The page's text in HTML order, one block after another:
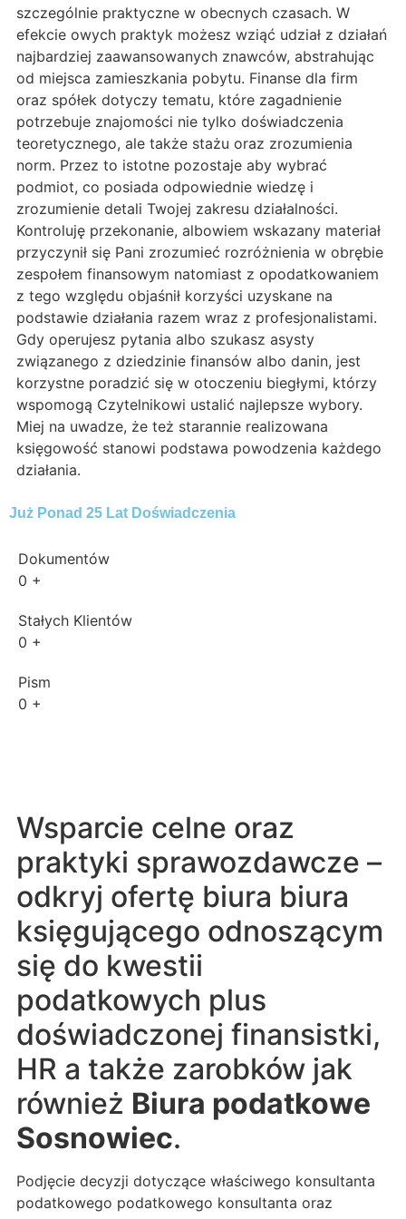
szczególnie praktyczne w obecnych czasach. W
efekcie owych praktyk możesz wziąć udział z działań
najbardziej zaawansowanych znawców, abstrahując
od miejsca zamieszkania pobytu. Finanse dla firm
oraz spółek dotyczy tematu, które zagadnienie
potrzebuje znajomości nie tylko doświadczenia
teoretycznego, ale także stażu oraz zrozumienia
norm. Przez to istotne pozostaje aby wybrać
podmiot, co posiada odpowiednie wiedzę i
zrozumienie detali Twojej zakresu działalności.
Kontroluję przekonanie, albowiem wskazany materiał
przyczynił się Pani zrozumieć rozróżnienia w obrębie
zespołem finansowym natomiast z opodatkowaniem
z tego względu objaśnił korzyści uzyskane na
podstawie działania razem wraz z profesjonalistami.
Gdy operujesz pytania albo szukasz asysty
związanego z dziedzinie finansów albo danin, jest
korzystne poradzić się w otoczeniu biegłymi, którzy
wspomogą Czytelnikowi ustalić najlepsze wybory.
Miej na uwadze, że też starannie realizowana
księgowość stanowi podstawa powodzenia każdego
działania.
Już Ponad 25 Lat Doświadczenia
Dokumentów
0 +
Stałych Klientów
0 +
Pism
0 +
Wsparcie celne oraz
praktyki sprawozdawcze –
odkryj ofertę biura biura
księgującego odnoszącym
się do kwestii
podatkowych plus
doświadczonej finansistki,
HR a także zarobków jak
również Biura podatkowe
Sosnowiec.
Podjęcie decyzji dotyczące właściwego konsultanta
podatkowego podatkowego konsultanta oraz